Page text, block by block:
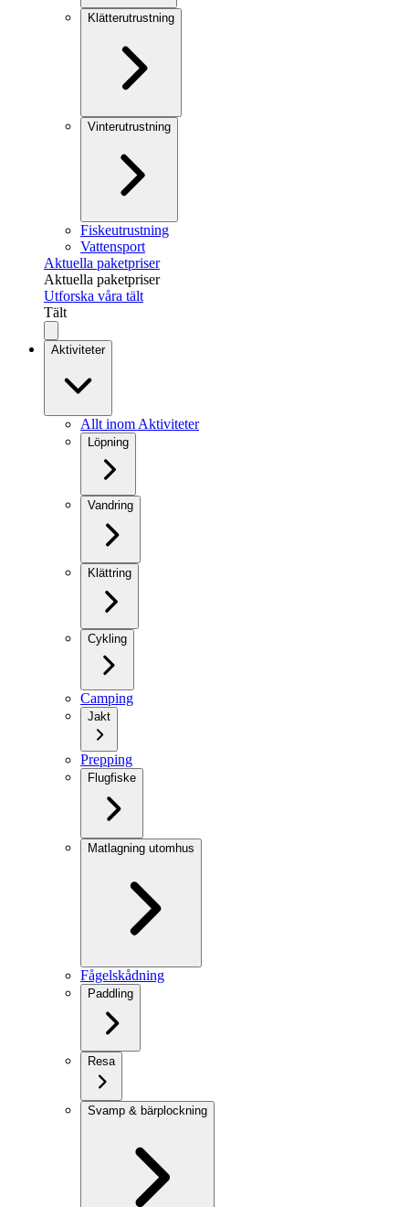
Klätterutrustning
Vinterutrustning
Fiskeutrustning
Vattensport
Aktuella paketpriser
Aktuella paketpriser
Utforska våra tält
Tält
Aktiviteter
Allt inom Aktiviteter
Löpning
Vandring
Klättring
Cykling
Camping
Jakt
Prepping
Flugfiske
Matlagning utomhus
Fågelskådning
Paddling
Resa
Svamp & bärplockning